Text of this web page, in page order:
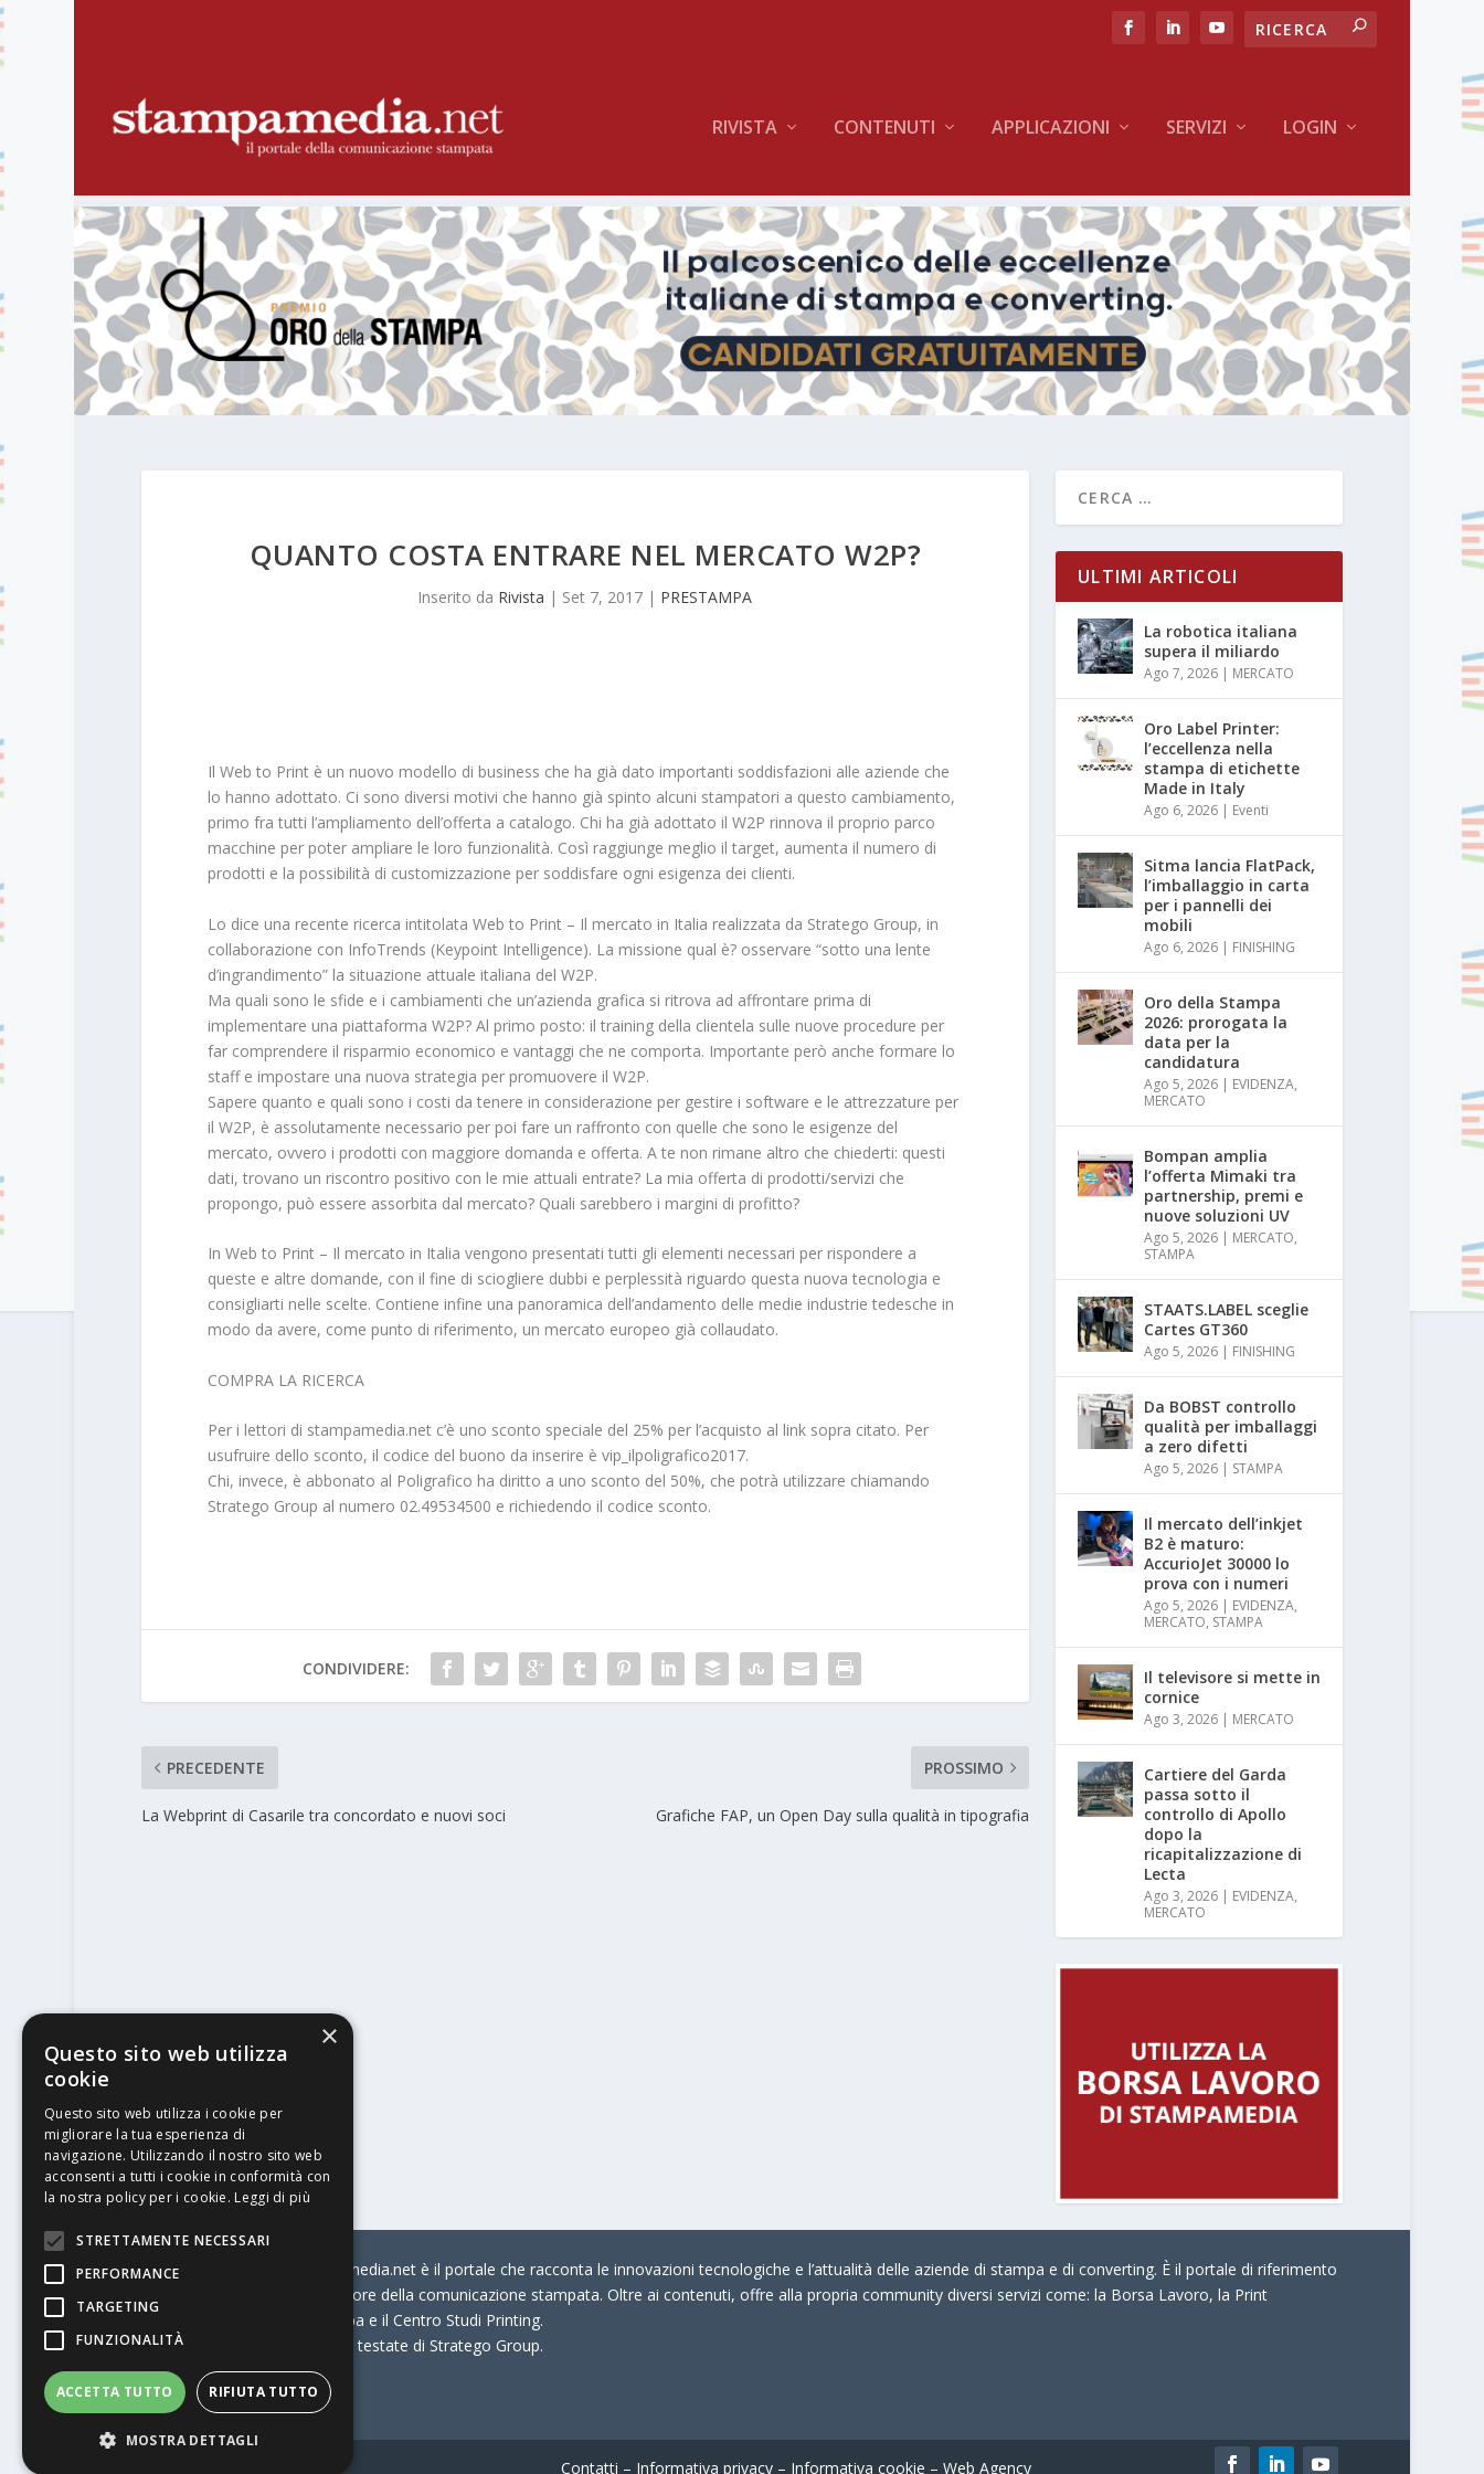
RIVISTA CONTENUTI APPLICAZIONI SERVIZI LOGIN
QUANTO COSTA ENTRARE NEL MERCATO W2P?
Inserito da Rivista | Set 7, 2017 | PRESTAMPA
Il Web to Print è un nuovo modello di business che ha già dato importanti soddisfazioni alle aziende che
lo hanno adottato. Ci sono diversi motivi che hanno già spinto alcuni stampatori a questo cambiamento,
primo fra tutti l’ampliamento dell’offerta a catalogo. Chi ha già adottato il W2P rinnova il proprio parco
macchine per poter ampliare le loro funzionalità. Così raggiunge meglio il target, aumenta il numero di
prodotti e la possibilità di customizzazione per soddisfare ogni esigenza dei clienti.
Lo dice una recente ricerca intitolata Web to Print – Il mercato in Italia realizzata da Stratego Group, in
collaborazione con InfoTrends (Keypoint Intelligence). La missione qual è? osservare “sotto una lente
d’ingrandimento” la situazione attuale italiana del W2P.
Ma quali sono le sfide e i cambiamenti che un’azienda grafica si ritrova ad affrontare prima di
implementare una piattaforma W2P? Al primo posto: il training della clientela sulle nuove procedure per
far comprendere il risparmio economico e vantaggi che ne comporta. Importante però anche formare lo
staff e impostare una nuova strategia per promuovere il W2P.
Sapere quanto e quali sono i costi da tenere in considerazione per gestire i software e le attrezzature per
il W2P, è assolutamente necessario per poi fare un raffronto con quelle che sono le esigenze del
mercato, ovvero i prodotti con maggiore domanda e offerta. A te non rimane altro che chiederti: questi
dati, trovano un riscontro positivo con le mie attuali entrate? La mia offerta di prodotti/servizi che
propongo, può essere assorbita dal mercato? Quali sarebbero i margini di profitto?
In Web to Print – Il mercato in Italia vengono presentati tutti gli elementi necessari per rispondere a
queste e altre domande, con il fine di sciogliere dubbi e perplessità riguardo questa nuova tecnologia e
consigliarti nelle scelte. Contiene infine una panoramica dell’andamento delle medie industrie tedesche in
modo da avere, come punto di riferimento, un mercato europeo già collaudato.
COMPRA LA RICERCA
Per i lettori di stampamedia.net c’è uno sconto speciale del 25% per l’acquisto al link sopra citato. Per
usufruire dello sconto, il codice del buono da inserire è vip­_ilpoligrafico2017.
Chi, invece, è abbonato al Poligrafico ha diritto a uno sconto del 50%, che potrà utilizzare chiamando
Stratego Group al numero 02.49534500 e richiedendo il codice sconto.
CONDIVIDERE:
PRECEDENTE
La Webprint di Casarile tra concordato e nuovi soci
PROSSIMO
Grafiche FAP, un Open Day sulla qualità in tipografia
ULTIMI ARTICOLI
La robotica italiana
supera il miliardo
Ago 7, 2026 | MERCATO
Oro Label Printer:
l’eccellenza nella
stampa di etichette
Made in Italy
Ago 6, 2026 | Eventi
Sitma lancia FlatPack,
l’imballaggio in carta
per i pannelli dei
mobili
Ago 6, 2026 | FINISHING
Oro della Stampa
2026: prorogata la
data per la
candidatura
Ago 5, 2026 | EVIDENZA,
MERCATO
Bompan amplia
l’offerta Mimaki tra
partnership, premi e
nuove soluzioni UV
Ago 5, 2026 | MERCATO,
STAMPA
STAATS.LABEL sceglie
Cartes GT360
Ago 5, 2026 | FINISHING
Da BOBST controllo
qualità per imballaggi
a zero difetti
Ago 5, 2026 | STAMPA
Il mercato dell’inkjet
B2 è maturo:
AccurioJet 30000 lo
prova con i numeri
Ago 5, 2026 | EVIDENZA,
MERCATO, STAMPA
Il televisore si mette in
cornice
Ago 3, 2026 | MERCATO
Cartiere del Garda
passa sotto il
controllo di Apollo
dopo la
ricapitalizzazione di
Lecta
Ago 3, 2026 | EVIDENZA,
MERCATO
© Stratego Group –
stampamedia.net è il portale che racconta le innovazioni tecnologiche e l’attualità delle aziende di stampa e di converting. È il portale di riferimento
per chi opera in Italia nel settore della comunicazione stampata. Oltre ai contenuti, offre alla propria community diversi servizi come: la Borsa Lavoro, la Print
Connection, i Big della Stampa e il Centro Studi Printing.
Stampamedia.net è una delle testate di Stratego Group.
Partita IVA07921450156
Contatti – Informativa privacy– Informativa cookie – Web Agency
×
Questo sito web utilizza
cookie
Questo sito web utilizza i cookie per
migliorare la tua esperienza di
navigazione. Utilizzando il nostro sito web
acconsenti a tutti i cookie in conformità con
la nostra policy per i cookie. Leggi di più
STRETTAMENTE NECESSARI
PERFORMANCE
TARGETING
FUNZIONALITÀ
ACCETTA TUTTO RIFIUTA TUTTO
MOSTRA DETTAGLI